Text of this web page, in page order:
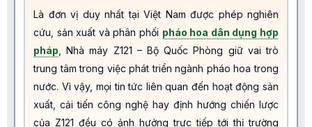
Là đơn vị duy nhất tại Việt Nam được phép nghiên
cứu, sản xuất và phân phối pháo hoa dân dụng hợp
pháp , Nhà máy Z121 – Bộ Quốc Phòng giữ vai trò
trung tâm trong việc phát triển ngành pháo hoa trong
nước. Vì vậy, mọi tin tức liên quan đến hoạt động sản
xuất, cải tiến công nghệ hay định hướng chiến lược
của Z121 đều có ảnh hưởng trực tiếp tới thị trường